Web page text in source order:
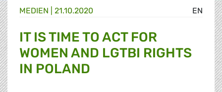
EN
MEDIEN 21.10.2020
IT IS TIME TO ACT FOR
WOMEN AND LGTBI RIGHTS
IN POLAND